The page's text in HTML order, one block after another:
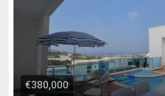
€380,000